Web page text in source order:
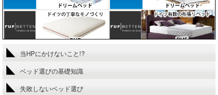
当HPにかけないこと!?
ベッド選びの基礎知識
失敗しないベッド選び